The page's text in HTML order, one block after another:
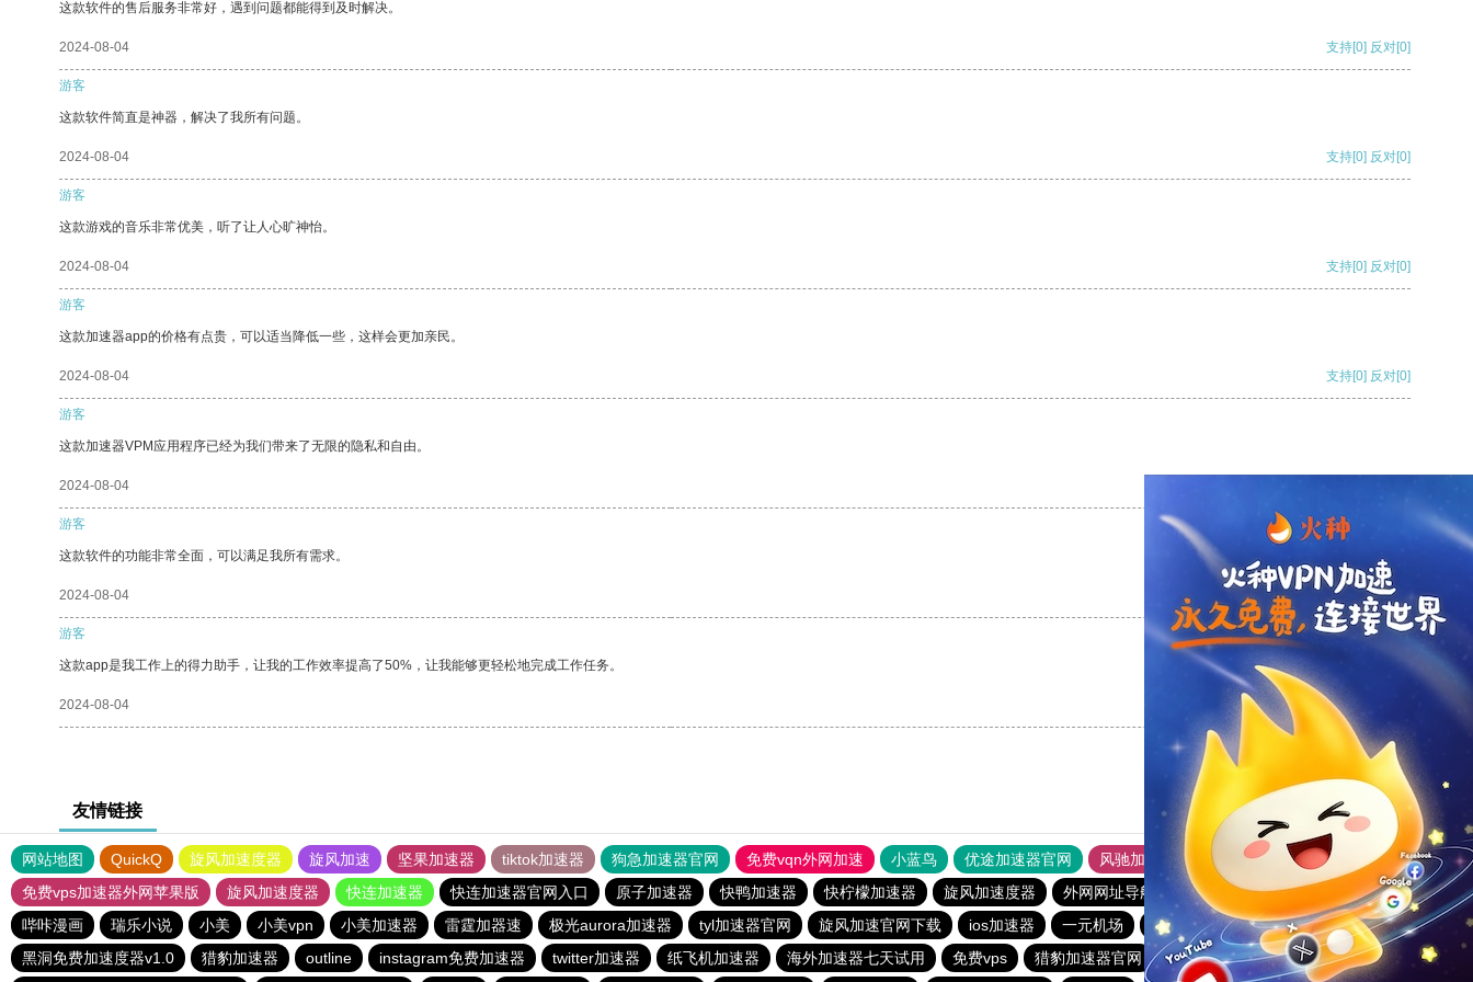
这款软件的售后服务非常好，遇到问题都能得到及时解决。
2024-08-04 支持[0] 反对[0]
游客
这款软件简直是神器，解决了我所有问题。
2024-08-04 支持[0] 反对[0]
游客
这款游戏的音乐非常优美，听了让人心旷神怡。
2024-08-04 支持[0] 反对[0]
游客
这款加速器app的价格有点贵，可以适当降低一些，这样会更加亲民。
2024-08-04 支持[0] 反对[0]
游客
这款加速器VPM应用程序已经为我们带来了无限的隐私和自由。
2024-08-04
游客
这款软件的功能非常全面，可以满足我所有需求。
2024-08-04 支持 [0] 反对[0]
游客
这款app是我工作上的得力助手，让我的工作效率提高了50%，让我能够更轻松地完成工作任务。
2024-08-04 支持
友情链接
网站地图 QuickQ 旋风加速度器 旋风加速 坚果加速器 tiktok加速器 狗急加速器官网 免费vqn外网加速 小蓝鸟 优途加速器官网 风驰加速器
旋风加速器
免费vps加速器外网苹果版
旋风加速度器 快连加速器 快连加速器官网入口 原子加速器 快鸭加速器 快柠檬加速器 旋风加速度器 外网网址导航 软件中心 雷霆加速
狂飙加速器
哔咔漫画
瑞乐小说 小美 小美vpn 小美加速器 雷霆加器速 极光aurora加速器 tyl加速器官网 旋风加速官网下载 ios加速器 一元机场 落地机 旋风加速度器
快鸭vp加速器
黑洞免费加速度器v1.0
猎豹加速器 outline instagram免费加速器 twitter加速器 纸飞机加速器 海外加速器七天试用 免费vps 猎豹加速器官网
夏时加速器